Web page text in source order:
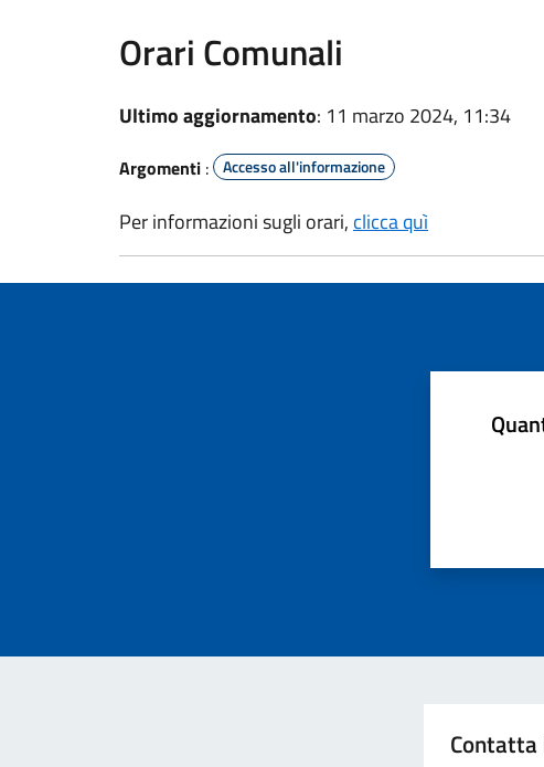
Orari Comunali
Ultimo aggiornamento: 11 marzo 2024, 11:34
Argomenti : Accesso all'informazione
Per informazioni sugli orari, clicca quì
Contatta